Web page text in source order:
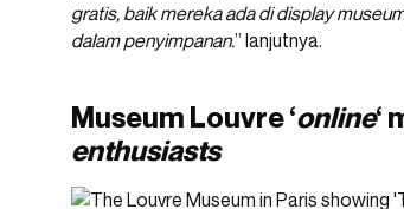
gratis, baik mereka ada di display
dalam penyimpanan.” lanjutnya.
Museum Louvre ‘online‘
enthusiasts